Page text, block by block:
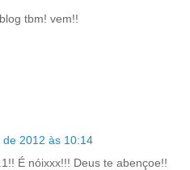
tbm! vem!!
2012 às 10:14
É nóixxx!!! Deus te abençoe!!